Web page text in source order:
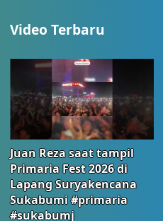
Video Terbaru
Juan Reza saat tampil
Primaria Fest 2026 di
Lapang Suryakencana
Sukabumi #primaria
#sukabumj